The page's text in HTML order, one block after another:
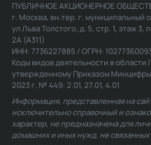
ПУБЛИЧНОЕ АКЦИОНЕРНОЕ
г. Москва, вн.тер. г. муниципальный
ул Льва Толстого, д. 5, стр. 1, этаж
2А (А311)
ИНН: 7736227885 / ОГРН:
Коды видов деятельности в области
утвержденному Приказом Минцифры
2023 г. № 449: 2.01, 27.01, 4.01
Информация, представленная на
исключительно справочный и
характер, не предназначена для
домашних и иных нужд, не связанных